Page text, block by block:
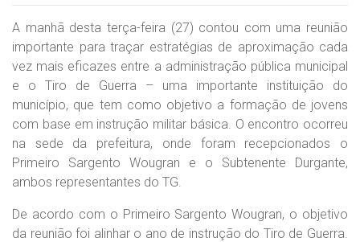
A manhã desta terça-feira (27) contou com uma reunião
importante para traçar estratégias de aproximação cada
vez mais eficazes entre a administração pública municipal
e o Tiro de Guerra – uma importante instituição do
município, que tem como objetivo a formação de jovens
com base em instrução militar básica. O encontro ocorreu
na sede da prefeitura, onde foram recepcionados o
Primeiro Sargento Wougran e o Subtenente Durgante,
ambos representantes do TG.
De acordo com o Primeiro Sargento Wougran, o objetivo
da reunião foi alinhar o ano de instrução do Tiro de Guerra.